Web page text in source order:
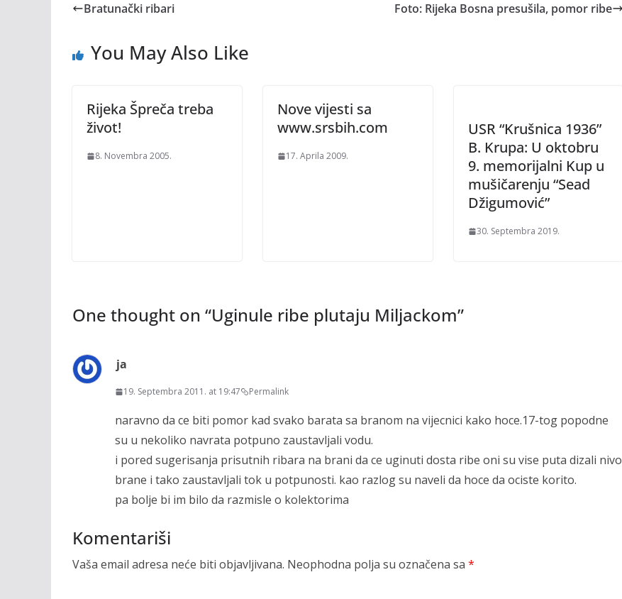
Bratunački ribari Foto: Rijeka Bosna presušila, pomor ribe
You May Also Like
Rijeka Špreča treba
život!
8. Novembra 2005.
Nove vijesti sa
www.srsbih.com
17. Aprila 2009.
USR “Krušnica 1936”
B. Krupa: U oktobru
9. memorijalni Kup u
mušičarenju “Sead
Džigumović”
30. Septembra 2019.
One thought on “Uginule ribe plutaju Miljackom”
ja
19. Septembra 2011. at 19:47 Permalink
naravno da ce biti pomor kad svako barata sa branom na vijecnici kako hoce.17-tog popodne
su u nekoliko navrata potpuno zaustavljali vodu.
i pored sugerisanja prisutnih ribara na brani da ce uginuti dosta ribe oni su vise puta dizali nivo
brane i tako zaustavljali tok u potpunosti. kao razlog su naveli da hoce da ociste korito.
pa bolje bi im bilo da razmisle o kolektorima
Komentariši
Vaša email adresa neće biti objavljivana. Neophodna polja su označena sa *